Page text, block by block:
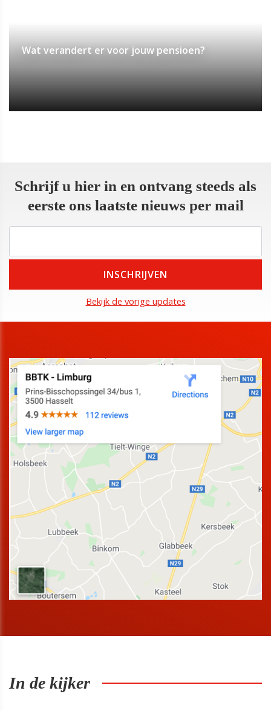
Wat verandert er voor jouw pensioen?
Schrijf u hier in en ontvang steeds als
eerste ons laatste nieuws per mail
Bekijk de vorige updates
In de kijker